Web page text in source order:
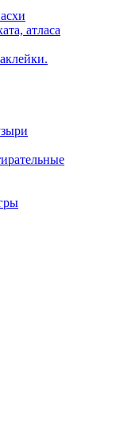
атласа